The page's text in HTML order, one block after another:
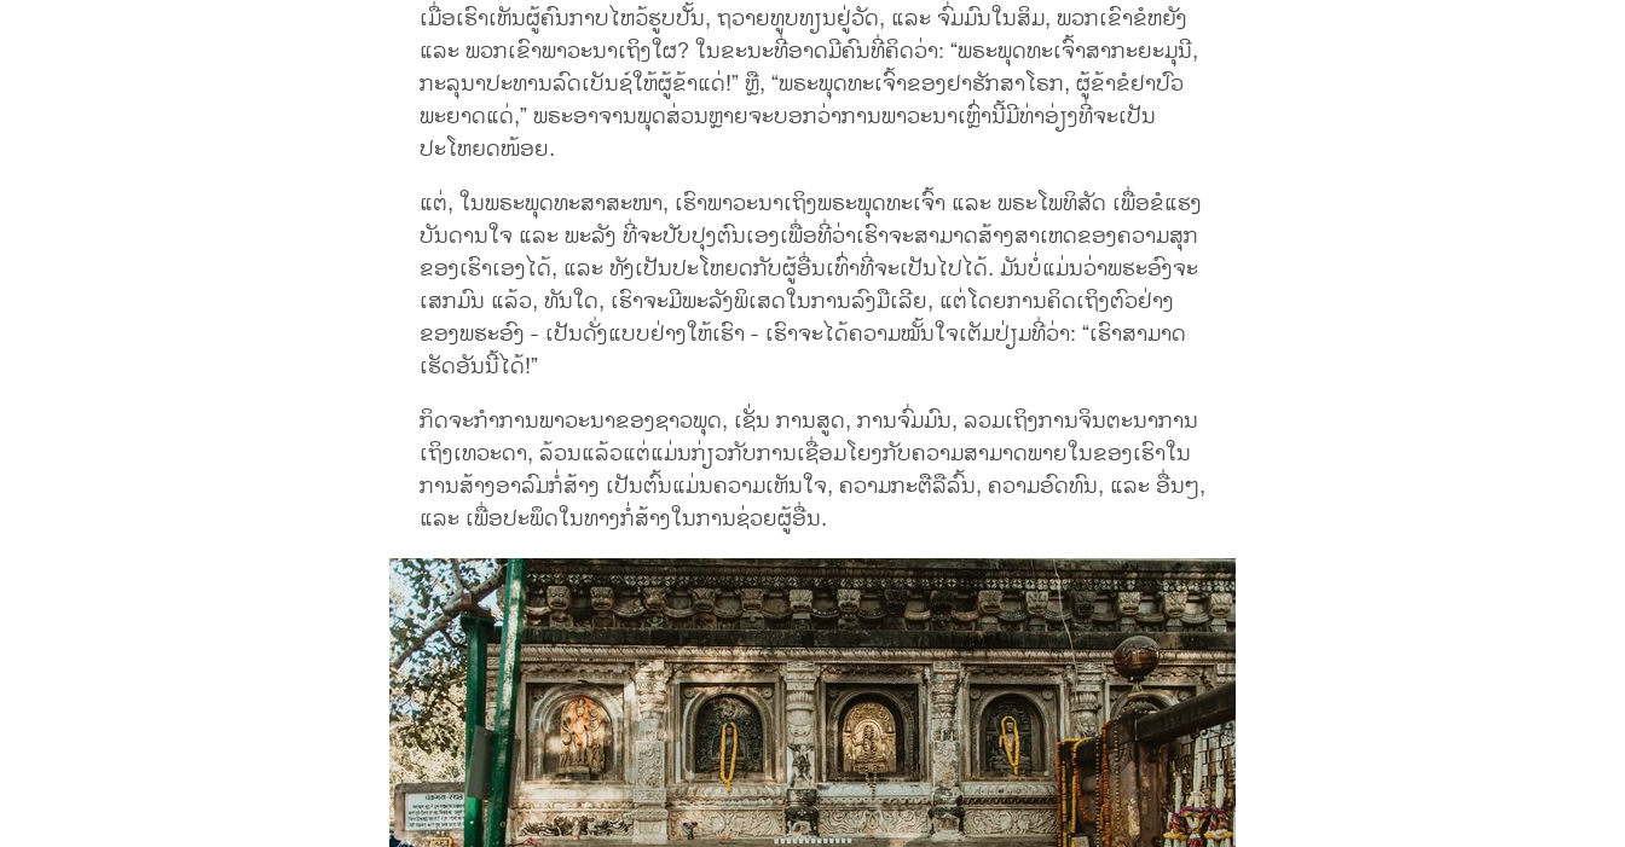
ເມື່ອເຮົາເຫັນຜູ້ຄົນກາບໄຫວ້ຮູບປັ້ນ, ຖວາຍທູບທຽນຢູ່ວັດ, ແລະ ຈົ່ມມົນໃນສິມ, ພວກເຂົາຂໍຫຍັງ
ແລະ ພວກເຂົາພາວະນາເຖິງໃຜ? ໃນຂະນະທີ່ອາດມີຄົນທີ່ຄິດວ່າ: “ພຣະພຸດທະເຈົ້າສາກະຍະມຸນີ,
ກະລຸນາປະທານລົດເບັນຊ໌ໃຫ້ຜູ້ຂ້າແດ່!” ຫຼື, “ພຣະພຸດທະເຈົ້າຂອງຢາຮັກສາໂຣກ, ຜູ້ຂ້າຂໍຢາປົວ
ພະຍາດແດ່,” ພຣະອາຈານພຸດສ່ວນຫຼາຍຈະບອກວ່າການພາວະນາເຫຼົ່ານີ້ມີທ່າອ່ຽງທີ່ຈະເປັນ
ປະໂຫຍດໜ້ອຍ.
ແຕ່, ໃນພຣະພຸດທະສາສະໜາ, ເຮົາພາວະນາເຖິງພຣະພຸດທະເຈົ້າ ແລະ ພຣະໂພທິສັດ ເພື່ອຂໍແຮງ
ບັນດານໃຈ ແລະ ພະລັງ ທີ່ຈະປັບປຸງຕົນເອງເພື່ອທີ່ວ່າເຮົາຈະສາມາດສ້າງສາເຫດຂອງຄວາມສຸກ
ຂອງເຮົາເອງໄດ້, ແລະ ທັງເປັນປະໂຫຍດກັບຜູ້ອື່ນເທົ່າທີ່ຈະເປັນໄປໄດ້. ມັນບໍ່ແມ່ນວ່າພຮະອົງຈະ
ເສກມົນ ແລ້ວ, ທັນໃດ, ເຮົາຈະມີພະລັງພິເສດໃນການລົງມືເລີຍ, ແຕ່ໂດຍການຄິດເຖິງຕົວຢ່າງ
ຂອງພຮະອົງ - ເປັນດັ່ງແບບຢ່າງໃຫ້ເຮົາ - ເຮົາຈະໄດ້ຄວາມໝັ້ນໃຈເຕັມປ່ຽມທີ່ວ່າ: “ເຮົາສາມາດ
ເຮັດອັນນີ້ໄດ້!”
ກິດຈະກຳການພາວະນາຂອງຊາວພຸດ, ເຊັ່ນ ການສູດ, ການຈົ່ມມົນ, ລວມເຖິງການຈິນຕະນາການ
ເຖິງເທວະດາ, ລ້ວນແລ້ວແຕ່ແມ່ນກ່ຽວກັບການເຊື່ອມໂຍງກັບຄວາມສາມາດພາຍໃນຂອງເຮົາໃນ
ການສ້າງອາລົມກໍ່ສ້າງ ເປັນຕົ້ນແມ່ນຄວາມເຫັນໃຈ, ຄວາມກະຕືລືລົ້ນ, ຄວາມອົດທົນ, ແລະ ອື່ນໆ,
ແລະ ເພື່ອປະພຶດໃນທາງກໍ່ສ້າງໃນການຊ່ວຍຜູ້ອື່ນ.